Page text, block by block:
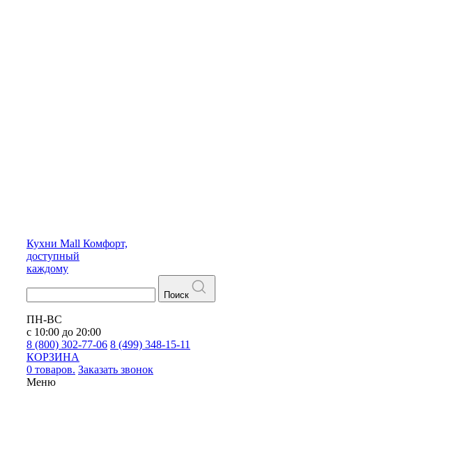
Кухни Mall Комфорт,
доступный
каждому
Поиск
ПН-ВС
с 10:00 до 20:00
8 (800) 302-77-06 8 (499) 348-15-11
КОРЗИНА
0 товаров. Заказать звонок
Меню